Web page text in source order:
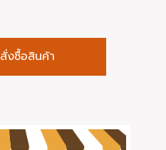
สั่งซื้อสินค้า